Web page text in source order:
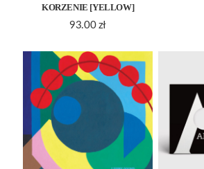
KORZENIE [YELLOW]
93.00 zł